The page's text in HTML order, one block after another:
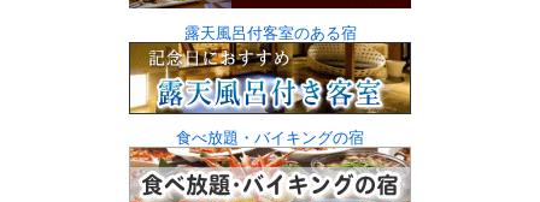
露天風呂付客室のある宿
食べ放題・バイキングの宿